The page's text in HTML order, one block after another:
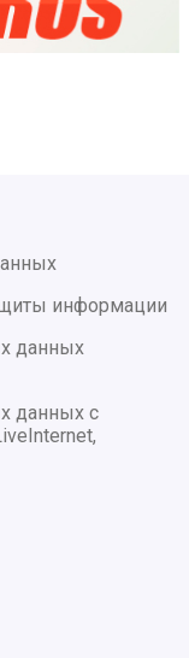
информации
данных
данных с